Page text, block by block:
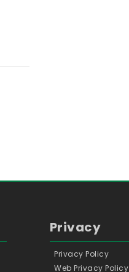
Privacy
Privacy Policy
Web Privacy Policy